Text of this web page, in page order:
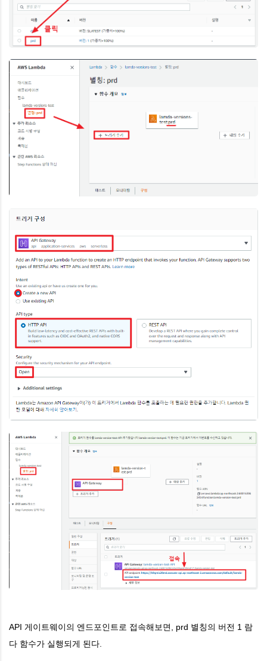
API 게이트웨이의 엔드포인트로 접속해보면, prd 별칭의 버전 1 람
다 함수가 실행되게 된다.